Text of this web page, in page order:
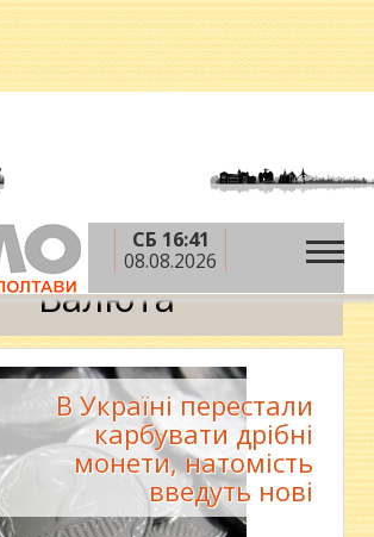
СБ 16:41
08.08.2026
Валюта
Валюта
В Україні перестали
карбувати дрібні
монети, натомість
введуть нові